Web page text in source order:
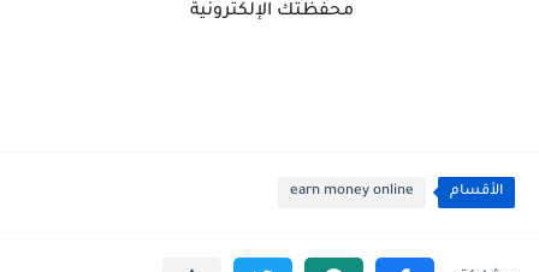
محفظتك الإلكترونية
الأقسام earn money online